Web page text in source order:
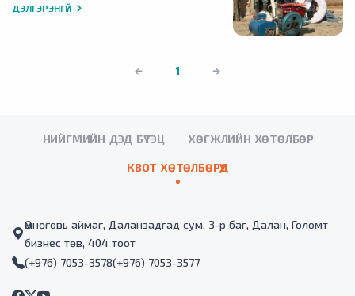
ДЭЛГЭРЭНГҮЙ
1
НИЙГМИЙН ДЭД БҮТЭЦ ХӨГЖЛИЙН ХӨТӨЛБӨР
КВОТ ХӨТӨЛБӨРҮҮД
Өмнөговь аймаг, Даланзадгад сум, 3-р баг, Далан, Голомт
бизнес төв, 404 тоот
(+976) 7053-3578(+976) 7053-3577